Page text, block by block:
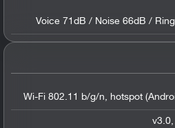
Voice 71dB / Noise 66dB /
Wi-Fi 802.11 b/g/n, hotspot